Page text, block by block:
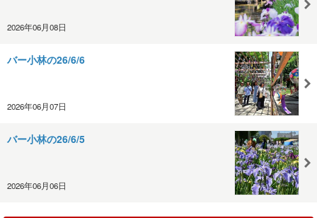
2026年06月08日
バー小林の26/6/6
2026年06月07日
バー小林の26/6/5
2026年06月06日